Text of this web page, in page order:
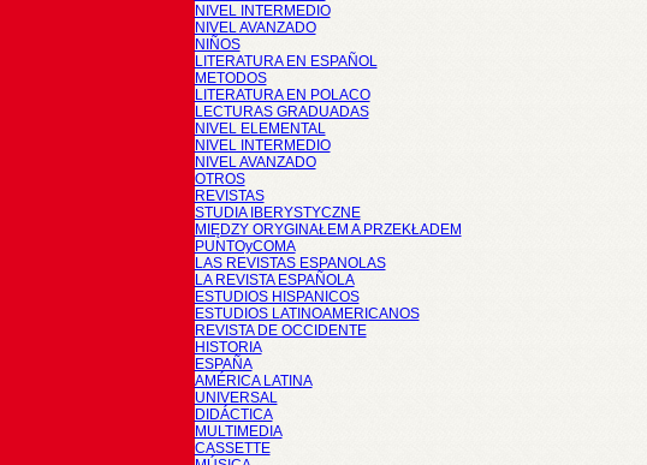
NIVEL INTERMEDIO
NIVEL AVANZADO
NIÑOS
LITERATURA EN ESPAÑOL
METODOS
LITERATURA EN POLACO
LECTURAS GRADUADAS
NIVEL ELEMENTAL
NIVEL INTERMEDIO
NIVEL AVANZADO
OTROS
REVISTAS
STUDIA IBERYSTYCZNE
MIĘDZY ORYGINAŁEM A PRZEKŁADEM
PUNTOyCOMA
LAS REVISTAS ESPANOLAS
LA REVISTA ESPAÑOLA
ESTUDIOS HISPANICOS
ESTUDIOS LATINOAMERICANOS
REVISTA DE OCCIDENTE
HISTORIA
ESPAÑA
AMÉRICA LATINA
UNIVERSAL
DIDÁCTICA
MULTIMEDIA
CASSETTE